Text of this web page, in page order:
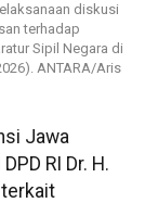
diskusi
terhadap
Sipil Negara di
ANTARA/Aris
Jawa
RI Dr. H.
terkait